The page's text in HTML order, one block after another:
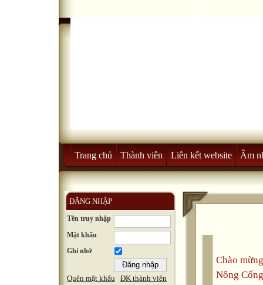
Trang chủ Thành viên Liên kết website Âm
ĐĂNG NHẬP
Tên truy nhập
Mật khẩu
Ghi nhớ
Quên mật khẩu ĐK thành viên
Chào
Nông